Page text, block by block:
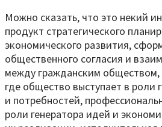
Можно сказать, что это некий
продукт стратегического
экономического развития,
общественного согласия и
между гражданским
где общество выступает в роли
и потребностей,
роли генератора идей и